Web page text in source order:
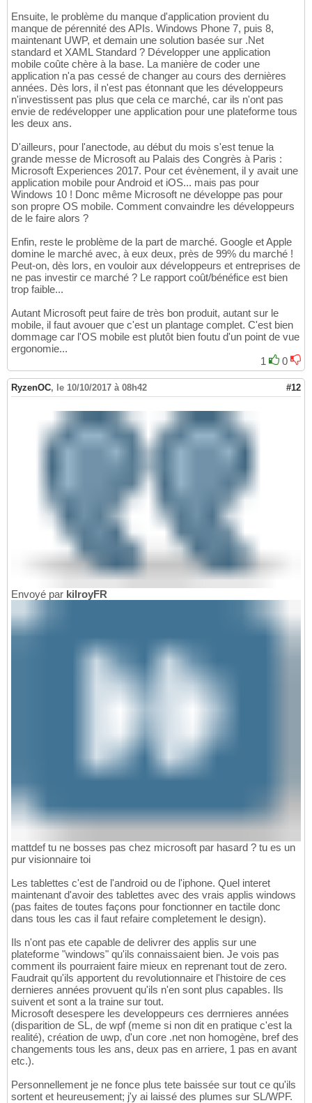
Ensuite, le problème du manque d'application provient du
manque de pérennité des APIs. Windows Phone 7, puis 8,
maintenant UWP, et demain une solution basée sur .Net
standard et XAML Standard ? Développer une application
mobile coûte chère à la base. La manière de coder une
application n'a pas cessé de changer au cours des dernières
années. Dès lors, il n'est pas étonnant que les développeurs
n'investissent pas plus que cela ce marché, car ils n'ont pas
envie de redévelopper une application pour une plateforme tous
les deux ans.
D'ailleurs, pour l'anectode, au début du mois s'est tenue la
grande messe de Microsoft au Palais des Congrès à Paris :
Microsoft Experiences 2017. Pour cet évènement, il y avait une
application mobile pour Android et iOS... mais pas pour
Windows 10 ! Donc même Microsoft ne développe pas pour
son propre OS mobile. Comment convaindre les développeurs
de le faire alors ?
Enfin, reste le problème de la part de marché. Google et Apple
domine le marché avec, à eux deux, près de 99% du marché !
Peut-on, dès lors, en vouloir aux développeurs et entreprises de
ne pas investir ce marché ? Le rapport coût/bénéfice est bien
trop faible...
Autant Microsoft peut faire de très bon produit, autant sur le
mobile, il faut avouer que c'est un plantage complet. C'est bien
dommage car l'OS mobile est plutôt bien foutu d'un point de vue
ergonomie...
1
0
RyzenOC, le 10/10/2017 à 08h42 #12
Envoyé par kilroyFR
mattdef tu ne bosses pas chez microsoft par hasard ? tu es un
pur visionnaire toi
Les tablettes c'est de l'android ou de l'iphone. Quel interet
maintenant d'avoir des tablettes avec des vrais applis windows
(pas faites de toutes façons pour fonctionner en tactile donc
dans tous les cas il faut refaire completement le design).
Ils n'ont pas ete capable de delivrer des applis sur une
plateforme "windows" qu'ils connaissaient bien. Je vois pas
comment ils pourraient faire mieux en reprenant tout de zero.
Faudrait qu'ils apportent du revolutionnaire et l'histoire de ces
dernieres années provuent qu'ils n'en sont plus capables. Ils
suivent et sont a la traine sur tout.
Microsoft desespere les developpeurs ces derrnieres années
(disparition de SL, de wpf (meme si non dit en pratique c'est la
realité), création de uwp, d'un core .net non homogène, bref des
changements tous les ans, deux pas en arriere, 1 pas en avant
etc.).
Personnellement je ne fonce plus tete baissée sur tout ce qu'ils
sortent et heureusement; j'y ai laissé des plumes sur SL/WPF.